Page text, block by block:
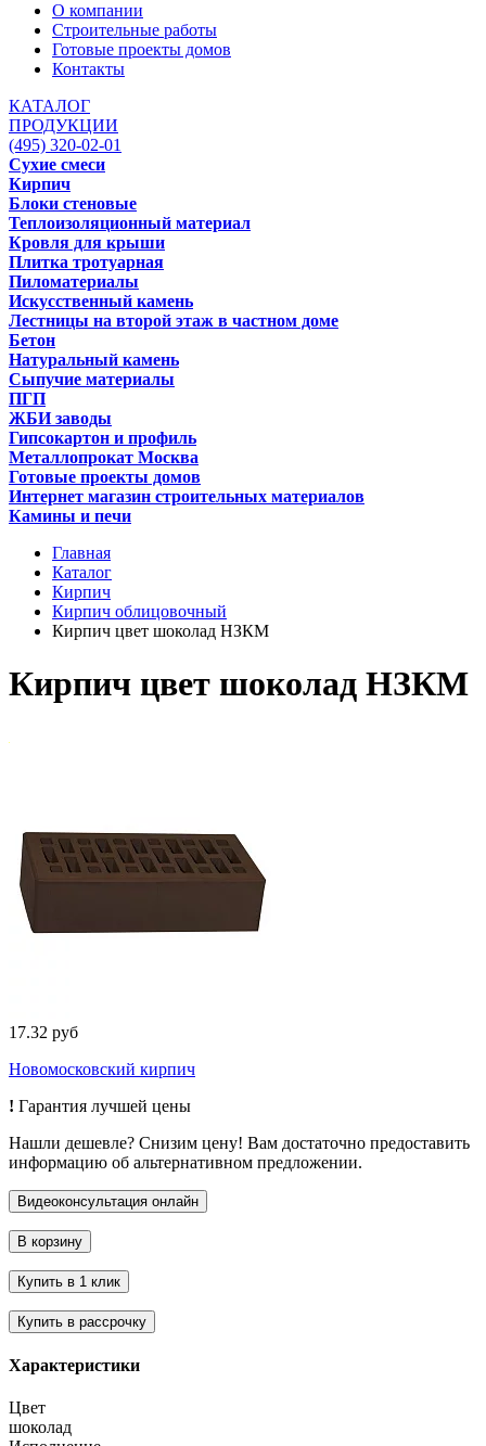
О компании
Строительные работы
Готовые проекты домов
Контакты
КАТАЛОГ
ПРОДУКЦИИ
(495) 320-02-01
Сухие смеси
Кирпич
Блоки стеновые
Теплоизоляционный материал
Кровля для крыши
Плитка тротуарная
Пиломатериалы
Искусственный камень
Лестницы на второй этаж в частном доме
Бетон
Натуральный камень
Сыпучие материалы
ПГП
ЖБИ заводы
Гипсокартон и профиль
Металлопрокат Москва
Готовые проекты домов
Интернет магазин строительных материалов
Камины и печи
Главная
Каталог
Кирпич
Кирпич облицовочный
Кирпич цвет шоколад НЗКМ
Кирпич цвет шоколад НЗКМ
17.32 руб
Новомосковский кирпич
! Гарантия лучшей цены
Нашли дешевле? Снизим цену! Вам достаточно предоставить
информацию об альтернативном предложении.
Характеристики
Цвет
шоколад